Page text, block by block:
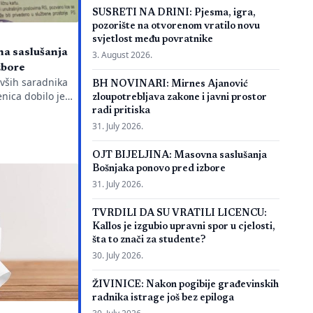
saslušanja
saradnika
dobilo je
policijsku
svega dan
Izvještaja o
centra
pozivanje
SUSRETI NA DRINI: Pjesma, igra,
pozorište na otvorenom vratilo novu
svjetlost među povratnike
3. August 2026.
BH NOVINARI: Mirnes Ajanović
zloupotrebljava zakone i javni prostor
radi pritiska
31. July 2026.
OJT BIJELJINA: Masovna saslušanja
Bošnjaka ponovo pred izbore
31. July 2026.
TVRDILI DA SU VRATILI LICENCU:
Kallos je izgubio upravni spor u cjelosti,
šta to znači za studente?
30. July 2026.
ŽIVINICE: Nakon pogibije građevinskih
radnika istrage još bez epiloga